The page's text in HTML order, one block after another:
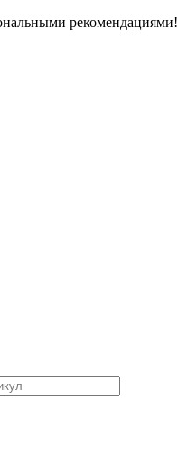
рекомендациями!